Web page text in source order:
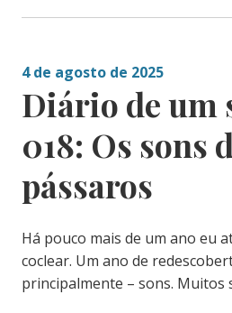
4 de agosto de 2025
Diário de um
018: Os sons
pássaros
Há pouco mais de um ano eu
coclear. Um ano de
principalmente – sons. Muitos